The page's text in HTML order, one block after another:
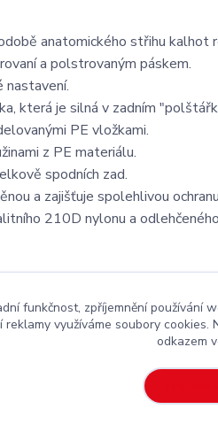
anatomického střihu kalhot
a polstrovaným páskem.
nastavení.
která je silná v zadním
PE vložkami.
z PE materiálu.
spodních zad.
a zajišťuje spolehlivou
210D nylonu a
hokejová výstrojza
funkčnost, zpříjemnění používání
reklamy využíváme soubory
odkazem